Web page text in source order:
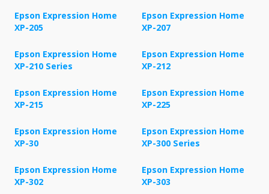
Epson Expression Home
XP-205
Epson Expression Home
XP-207
Epson Expression Home
XP-210 Series
Epson Expression Home
XP-212
Epson Expression Home
XP-215
Epson Expression Home
XP-225
Epson Expression Home
XP-30
Epson Expression Home
XP-300 Series
Epson Expression Home
XP-302
Epson Expression Home
XP-303